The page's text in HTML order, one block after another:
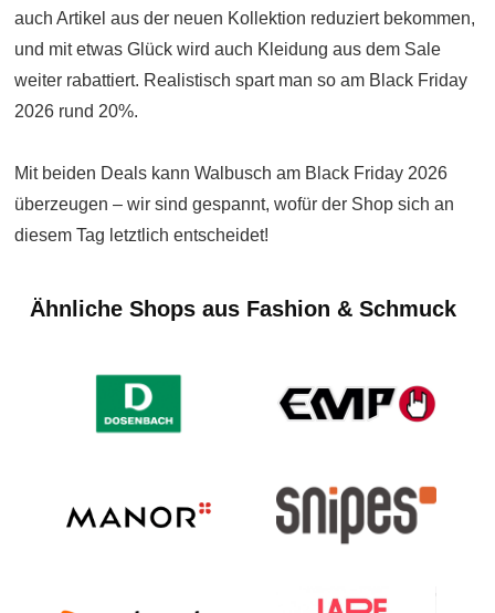
auch Artikel aus der neuen Kollektion reduziert bekommen,
und mit etwas Glück wird auch Kleidung aus dem Sale
weiter rabattiert. Realistisch spart man so am Black Friday
2026 rund 20%.
Mit beiden Deals kann Walbusch am Black Friday 2026
überzeugen – wir sind gespannt, wofür der Shop sich an
diesem Tag letztlich entscheidet!
Ähnliche Shops aus Fashion & Schmuck